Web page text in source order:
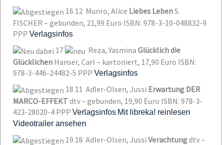
16 12 Munro, Alice Liebes LebenS.
FISCHER – gebunden, 21,99 Euro ISBN: 978-3-10-048832-9
PPP Verlagsinfos
17 Reza, Yasmina Glücklich die
Glücklichen Hanser, Carl – kartoniert, 17,90 Euro ISBN:
978-3-446-24482-5 PPP Verlagsinfos
18 11 Adler-Olsen, Jussi Erwartung DER
MARCO-EFFEKTdtv – gebunden, 19,90 Euro ISBN: 978-3-
423-28020-4 PPP Verlagsinfos Mit libreka! reinlesen
Videotrailer ansehen
19 18 Adler-Olsen, Jussi Verachtungdtv –